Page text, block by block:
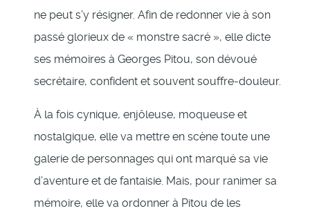
ne peut s’y résigner. Afin de redonner vie à son
passé glorieux de « monstre sacré », elle dicte
ses mémoires à Georges Pitou, son dévoué
secrétaire, confident et souvent souffre-douleur.
À la fois cynique, enjôleuse, moqueuse et
nostalgique, elle va mettre en scène toute une
galerie de personnages qui ont marqué sa vie
d’aventure et de fantaisie. Mais, pour ranimer sa
mémoire, elle va ordonner à Pitou de les